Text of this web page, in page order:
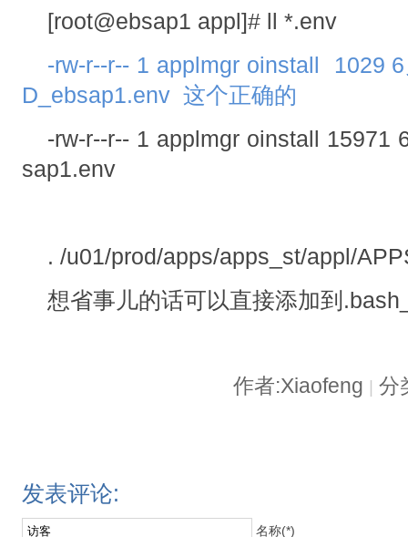
[root@ebsap1 appl]# ll *.env
-rw-r--r-- 1 applmgr oinstall 1029
D_ebsap1.env 这个正确的
-rw-r--r-- 1 applmgr oinstall
sap1.env
. /u01/prod/apps/apps_st/appl/
想省事儿的话可以直接添加到
作者:Xiaofeng 分
发表评论:
名称(*)